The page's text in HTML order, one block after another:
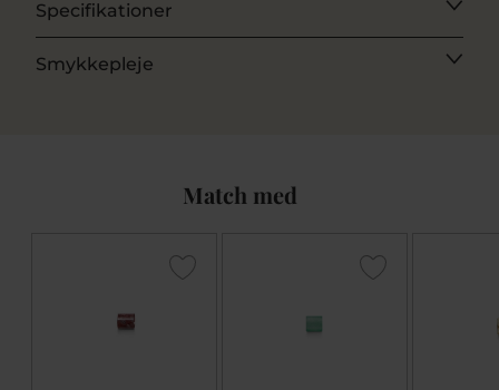
Specifikationer
Smykkepleje
Match med